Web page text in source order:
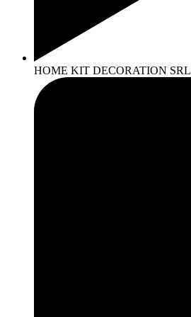
HOME KIT DECORATION SRL